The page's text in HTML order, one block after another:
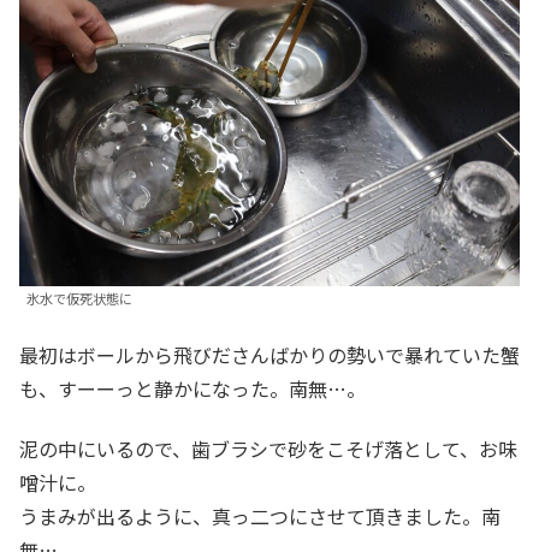
氷水で仮死状態に
最初はボールから飛びださんばかりの勢いで暴れていた蟹
も、すーーっと静かになった。南無…。
泥の中にいるので、歯ブラシで砂をこそげ落として、お味
噌汁に。
うまみが出るように、真っ二つにさせて頂きました。南